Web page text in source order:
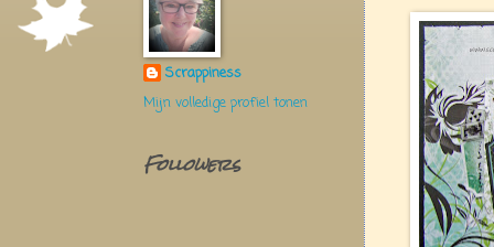
Scrappiness
Mijn volledige profiel tonen
Followers